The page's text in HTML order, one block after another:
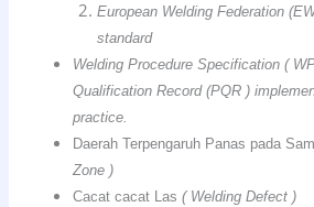
European Welding Federation
standard
Welding Procedure Specification (
Qualification Record (PQR )
practice.
Daerah Terpengaruh Panas pada
Zone )
Cacat cacat Las( Welding Defect )